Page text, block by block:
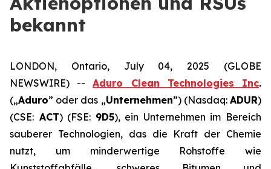
bekannt
LONDON, Ontario, July 04, 2025 (GLOBE
NEWSWIRE) --Aduro Clean Technologies Inc.
(„Aduro” oder das „Unternehmen”) (Nasdaq:ADUR)
(CSE: ACT) (FSE: 9D5), ein Unternehmen im Bereich
sauberer Technologien, das die Kraft der Chemie
nutzt, um minderwertige Rohstoffe wie